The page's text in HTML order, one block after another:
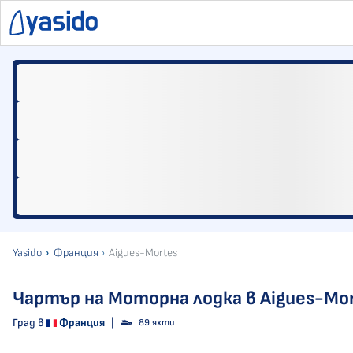
Yasido Франция Aigues-Mortes
Чартър на Моторна лодка в Aigues-
Град в Франция 89 яхти